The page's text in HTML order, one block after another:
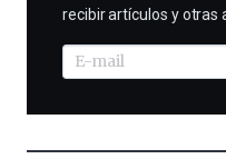
recibir artículos y otras